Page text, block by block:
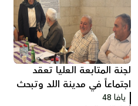
لجنة المتابعة العليا تعقد
اجتماعاً في مدينة اللد وتبحث
ملفات الجريمة والعنف
يافا 48